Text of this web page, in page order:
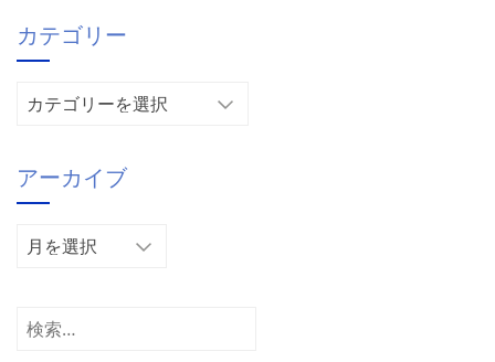
カテゴリー
リ
ー
アーカイブ
ア
イ
検